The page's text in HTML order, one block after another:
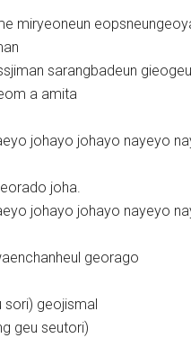
miryeoneun
sarangbadeun
a amita
johayo johayo nayeyo
joha.
johayo johayo nayeyo
georago
sori) geojismal
geu seutori)